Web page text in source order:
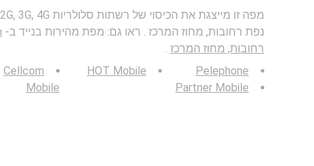
נפת רחובות, מחוז המרכז . ראו גם: מפת מהירות בנייד ב-
רחובות, מחוז המרכז .
Pelephone
Partner Mobile
HOT Mobile
Cellcom
Mobile